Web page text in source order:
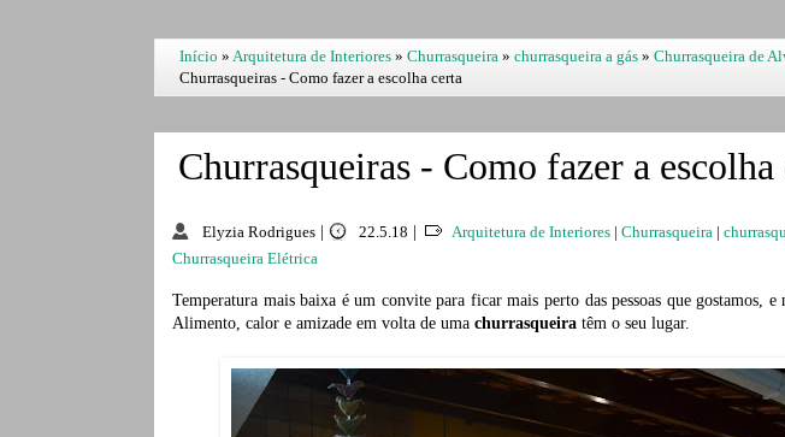
Início » Arquitetura de Interiores » Churrasqueira » churrasqueira a gás » Churrasqueira de
Churrasqueiras - Como fazer a escolha certa
Churrasqueiras - Como fazer a escolha
Elyzia Rodrigues 22.5.18 Arquitetura de Interiores | Churrasqueira |
Churrasqueira Elétrica
Temperatura mais baixa é um convite para ficar mais perto das pessoas que gostamos,
Alimento, calor e amizade em volta de uma churrasqueira têm o seu lugar.